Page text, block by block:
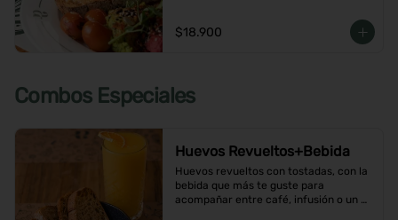
$18.900
Combos Especiales
Huevos Revueltos+Bebida
Huevos revueltos con tostadas, con la
bebida que más te guste para
acompañar entre café, infusión o un